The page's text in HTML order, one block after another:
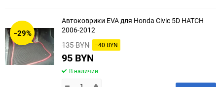
−29%
Автоковрики EVA для Honda Civic 5D HATCH
2006-2012
135 BYN −40 BYN
95 BYN
В наличии